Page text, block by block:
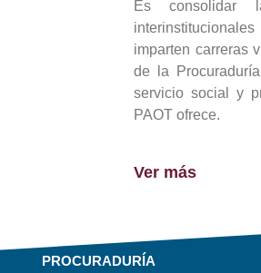
Es consolidar
imparten carreras
de la
servicio social y
PAOT ofrece.
Ver más
PROCURADURÍA